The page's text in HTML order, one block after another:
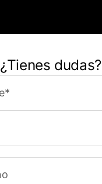
¿Tienes dudas?